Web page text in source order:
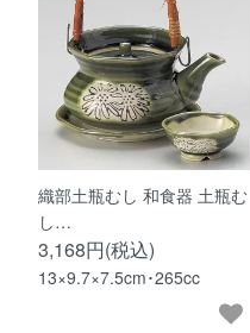
織部土瓶むし 和食器 土瓶む
し…
3,168円(税込)
13×9.7×7.5cm･265cc